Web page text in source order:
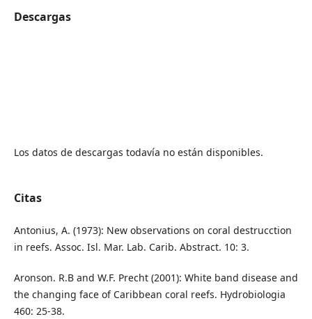
Descargas
Los datos de descargas todavía no están disponibles.
Citas
Antonius, A. (1973): New observations on coral destrucction
in reefs. Assoc. Isl. Mar. Lab. Carib. Abstract. 10: 3.
Aronson. R.B and W.F. Precht (2001): White band disease and
the changing face of Caribbean coral reefs. Hydrobiologia
460: 25-38.